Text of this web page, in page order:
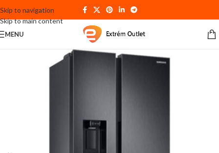
Skip to navigation
Skip to main content
MENU